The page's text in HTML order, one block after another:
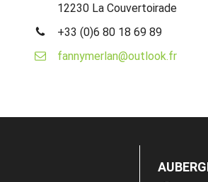
12230 La Couvertoirade
+33 (0)6 80 18 69 89
fannymerlan@outlook.fr